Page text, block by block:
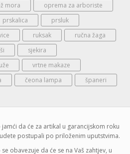
mora
oprema za arboriste
prskalica
prsluk
ruksak
ručna žaga
sjekira
uže
vrtne makaze
čeona lampa španeri
da će za artikal u garancijskom roku
postupali po priloženim uputstvima.
obavezuje da će se na Vaš zahtjev, u